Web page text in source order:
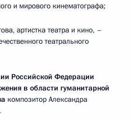
и мирового кинематографа;
артистка театра и кино, –
театрального
Российской Федерации
в области гуманитарной
композитор Александра